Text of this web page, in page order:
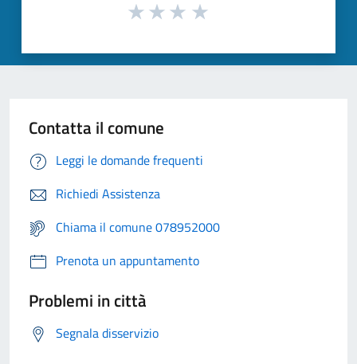
Contatta il comune
Leggi le domande frequenti
Richiedi Assistenza
Chiama il comune 078952000
Prenota un appuntamento
Problemi in città
Segnala disservizio